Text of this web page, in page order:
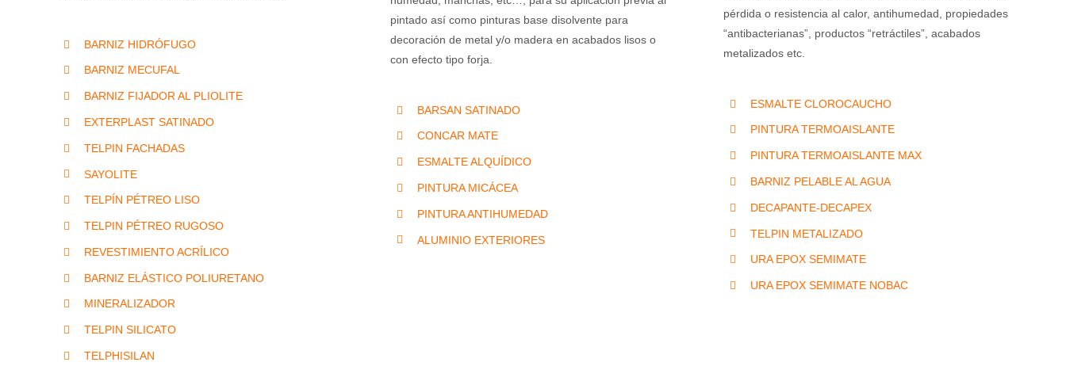
BARNIZ HIDRÓFUGO
BARNIZ MECUFAL
BARNIZ FIJADOR AL PLIOLITE
EXTERPLAST SATINADO
TELPIN FACHADAS
SAYOLITE
TELPÍN PÉTREO LISO
TELPIN PÉTREO RUGOSO
REVESTIMIENTO ACRÍLICO
BARNIZ ELÁSTICO POLIURETANO
MINERALIZADOR
TELPIN SILICATO
TELPHISILAN
pintado así como pinturas base disolvente para
decoración de metal y/o madera en acabados lisos o
con efecto tipo forja.
BARSAN SATINADO
CONCAR MATE
ESMALTE ALQUÍDICO
PINTURA MICÁCEA
PINTURA ANTIHUMEDAD
ALUMINIO EXTERIORES
pérdida o resistencia al calor, antihumedad, propiedades
“antibacterianas”, productos “retráctiles”, acabados
metalizados etc.
ESMALTE CLOROCAUCHO
PINTURA TERMOAISLANTE
PINTURA TERMOAISLANTE MAX
BARNIZ PELABLE AL AGUA
DECAPANTE-DECAPEX
TELPIN METALIZADO
URA EPOX SEMIMATE
URA EPOX SEMIMATE NOBAC